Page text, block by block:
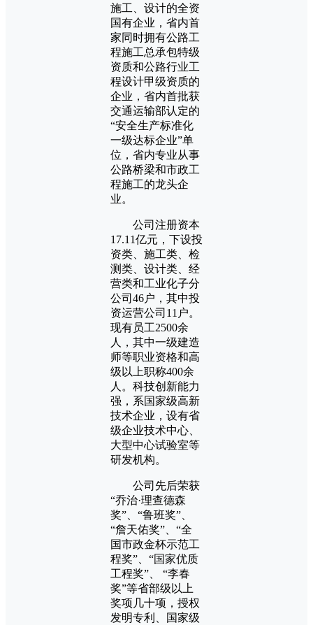
施工、设计的全资
国有企业，省内首
家同时拥有公路工
程施工总承包特级
资质和公路行业工
程设计甲级资质的
企业，省内首批获
交通运输部认定的
“安全生产标准化
一级达标企业”单
位，省内专业从事
公路桥梁和市政工
程施工的龙头企
业。
公司注册资本
17.11亿元，下设投
资类、施工类、检
测类、设计类、经
营类和工业化子分
公司46户，其中投
资运营公司11户。
现有员工2500余
人，其中一级建造
师等职业资格和高
级以上职称400余
人。科技创新能力
强，系国家级高新
技术企业，设有省
级企业技术中心、
大型中心试验室等
研发机构。
公司先后荣获
“乔治·理查德森
奖”、“鲁班奖”、
“詹天佑奖”、“全
国市政金杯示范工
程奖”、“国家优质
工程奖”、 “李春
奖”等省部级以上
奖项几十项，授权
发明专利、国家级